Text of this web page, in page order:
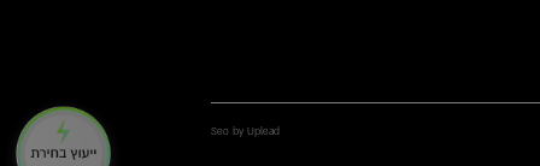
Seo by Uplead